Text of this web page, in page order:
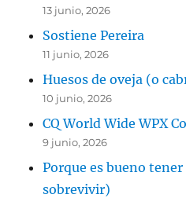
13 junio, 2026
Sostiene Pereira
11 junio, 2026
Huesos de oveja (o
10 junio, 2026
CQ World Wide WPX
9 junio, 2026
Porque es bueno
sobrevivir)